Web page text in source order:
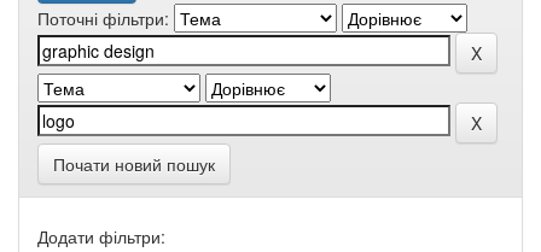
Поточні фільтри:
Почати новий пошук
Додати фільтри: